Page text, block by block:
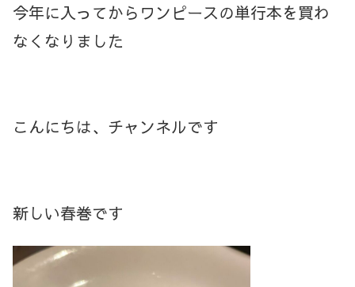
今年に入ってからワンピースの単行本を買わ
なくなりました
こんにちは、チャンネルです
新しい春巻です